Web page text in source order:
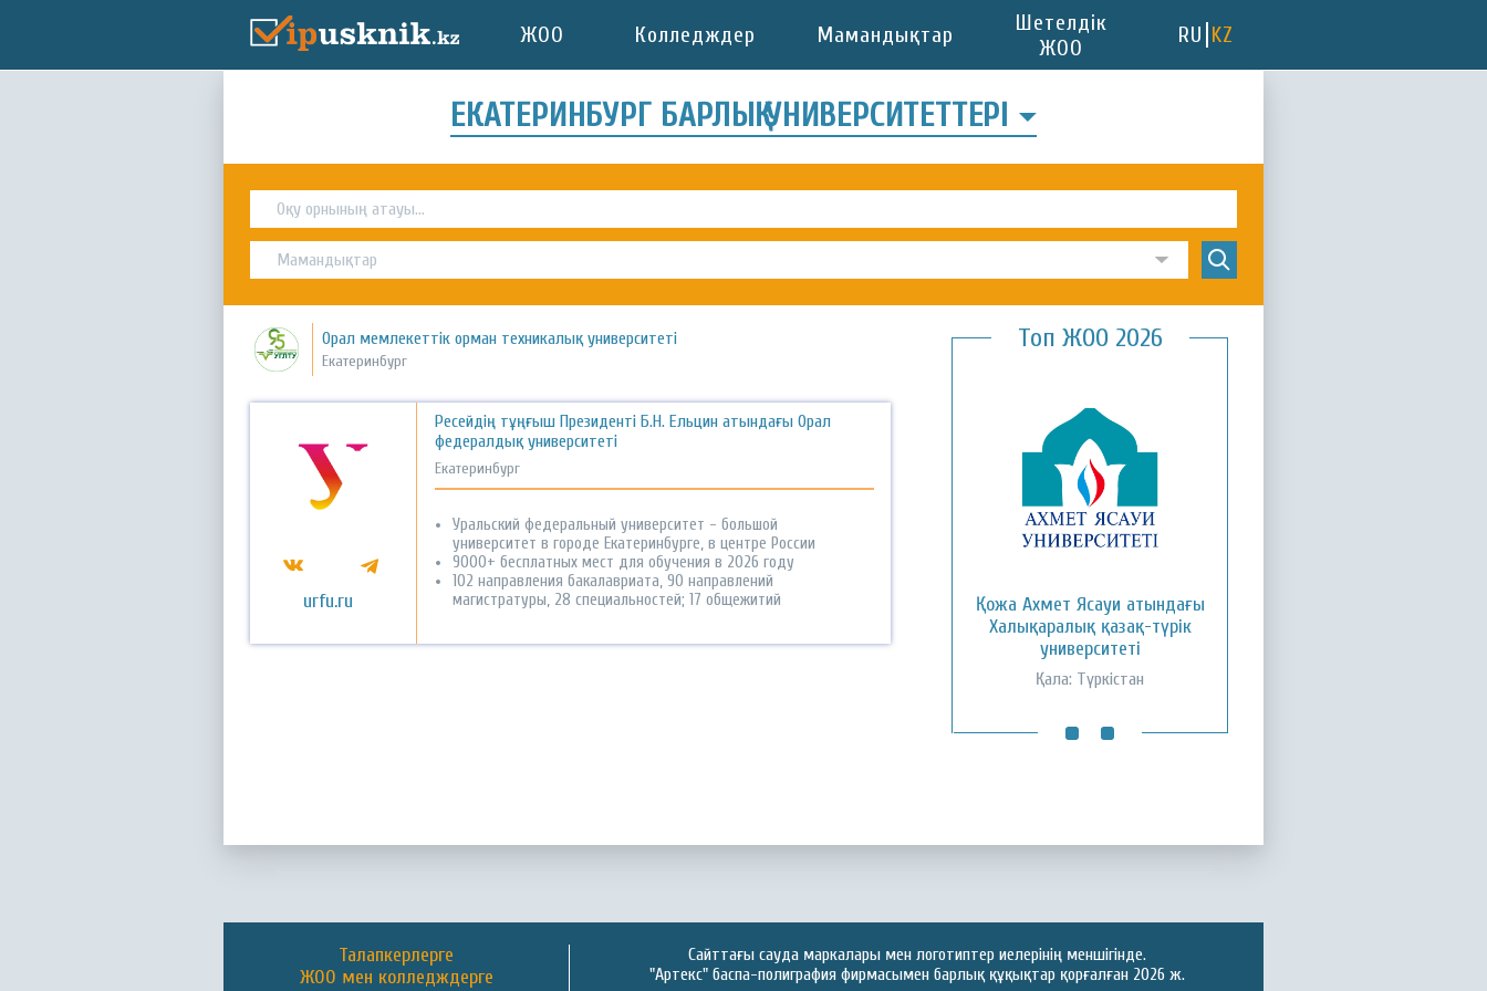
ЖОО Колледждер Мамандықтар
Шетелдік
ЖОО
RU KZ
ЕКАТЕРИНБУРГ БАРЛЫҚ УНИВЕРСИТЕТТЕРІ
Орал мемлекеттік орман техникалық университеті
Екатеринбург
urfu.ru
Ресейдің тұңғыш Президенті Б.Н. Ельцин атындағы Орал
федералдық университеті
Екатеринбург
Уральский федеральный университет - большой
университет в городе Екатеринбурге, в центре России
9000+ бесплатных мест для обучения в 2026 году
102 направления бакалавриата, 90 направлений
магистратуры, 28 специальностей; 17 общежитий
Топ ЖОО 2026
Қожа Ахмет Ясауи атындағы
Халықаралық қазақ-түрік
университеті
Қала: Түркістан
Қызылорда ашық
университеті
Қала: Қызылорда
Талапкерлерге
ЖОО мен колледждерге
Сайттағы сауда маркалары мен логотиптер иелерінің меншігінде.
"Артекс" баспа-полиграфия фирмасымен барлық құқықтар қорғалған 2026 ж.